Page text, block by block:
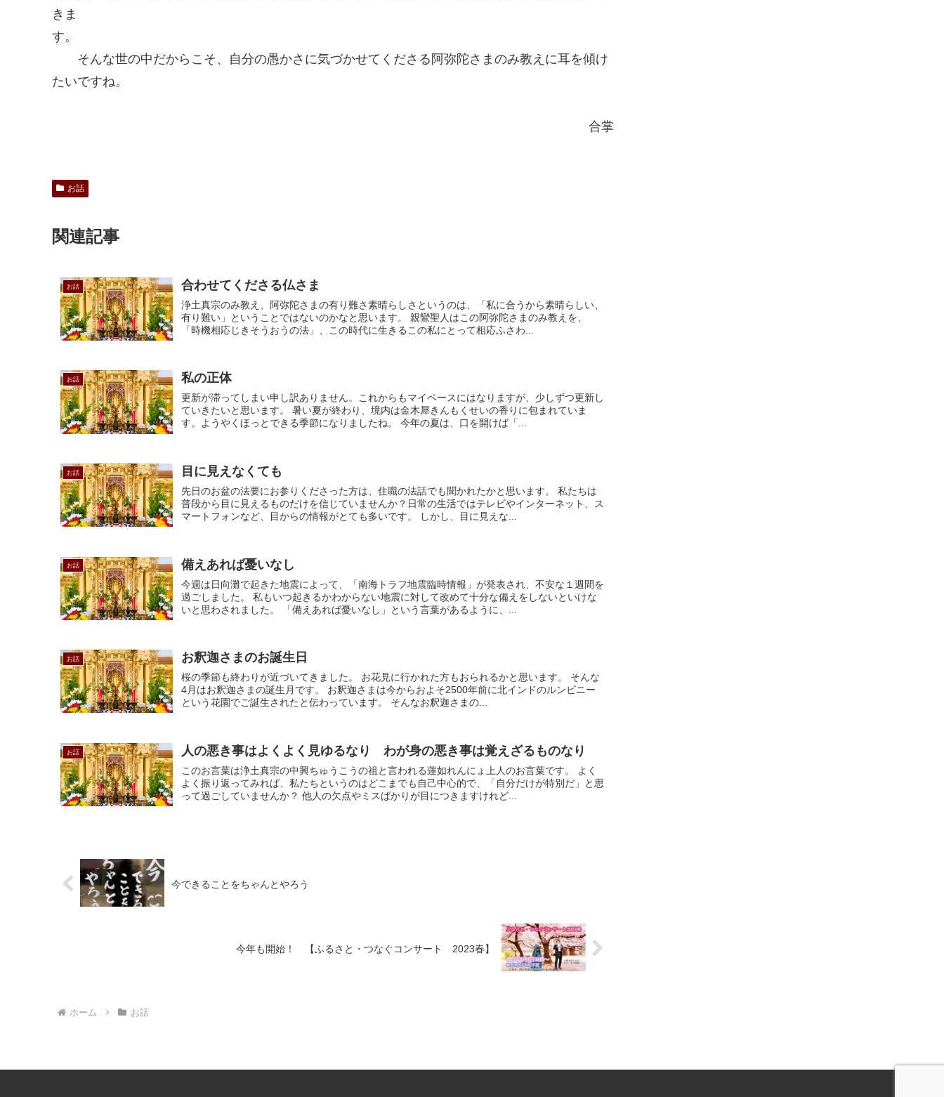
きま
す。
そんな世の中だからこそ、自分の愚かさに気づかせてくださる阿弥陀さまのみ教えに耳を傾け
たいですね。
合掌
お話
関連記事
お話 合わせてくださる仏さま
浄土真宗のみ教え、阿弥陀さまの有り難さ素晴らしさというのは、「私に合うから素晴らしい、
有り難い」ということではないのかなと思います。 親鸞聖人はこの阿弥陀さまのみ教えを、
「時機相応じきそうおうの法」、この時代に生きるこの私にとって相応ふさわ...
お話 私の正体
更新が滞ってしまい申し訳ありません。これからもマイペースにはなりますが、少しずつ更新し
ていきたいと思います。 暑い夏が終わり、境内は金木犀きんもくせいの香りに包まれていま
す。ようやくほっとできる季節になりましたね。 今年の夏は、口を開けば「...
お話 目に見えなくても
先日のお盆の法要にお参りくださった方は、住職の法話でも聞かれたかと思います。 私たちは
普段から目に見えるものだけを信じていませんか？日常の生活ではテレビやインターネット、ス
マートフォンなど、目からの情報がとても多いです。 しかし、目に見えな...
お話 備えあれば憂いなし
今週は日向灘で起きた地震によって、「南海トラフ地震臨時情報」が発表され、不安な１週間を
過ごしました。 私もいつ起きるかわからない地震に対して改めて十分な備えをしないといけな
いと思わされました。 「備えあれば憂いなし」という言葉があるように、...
お話 お釈迦さまのお誕生日
桜の季節も終わりが近づいてきました。 お花見に行かれた方もおられるかと思います。 そんな
4月はお釈迦さまの誕生月です。 お釈迦さまは今からおよそ2500年前に北インドのルンビニー
という花園でご誕生されたと伝わっています。 そんなお釈迦さまの...
お話 人の悪き事はよくよく見ゆるなり わが身の悪き事は覚えざるものなり
このお言葉は浄土真宗の中興ちゅうこうの祖と言われる蓮如れんにょ上人のお言葉です。 よく
よく振り返ってみれば、私たちというのはどこまでも自己中心的で、「自分だけが特別だ」と思
って過ごしていませんか？ 他人の欠点やミスばかりが目につきますけれど...
今できることをちゃんとやろう
今年も開始！ 【ふるさと・つなぐコンサート 2023春】
ホーム お話